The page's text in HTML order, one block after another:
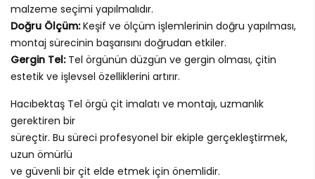
malzeme seçimi yapılmalıdır.
Doğru Ölçüm:Keşif ve ölçüm işlemlerinin doğru yapılması,
montaj sürecinin başarısını doğrudan etkiler.
Gergin Tel:Tel örgünün düzgün ve gergin olması, çitin
estetik ve işlevsel özelliklerini artırır.
Hacıbektaş Tel örgü çit imalatı ve montajı, uzmanlık
gerektiren bir
süreçtir. Bu süreci profesyonel bir ekiple gerçekleştirmek,
uzun ömürlü
ve güvenli bir çit elde etmek için önemlidir.